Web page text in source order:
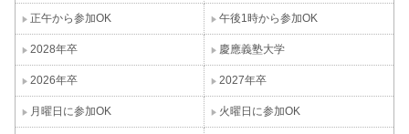
正午から参加OK 午後1時から参加OK
2028年卒 慶應義塾大学
2026年卒 2027年卒
月曜日に参加OK 火曜日に参加OK